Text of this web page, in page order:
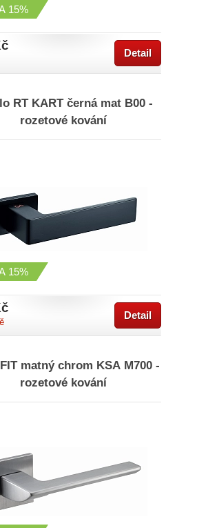
15%
Detail
RT KART černá mat B00 -
rozetové kování
15%
Detail
matný chrom KSA M700 -
rozetové kování